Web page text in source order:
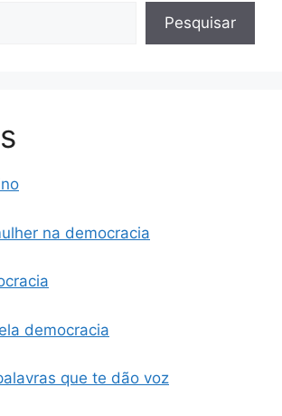
Pesquisar
na democracia
democracia
que te dão voz